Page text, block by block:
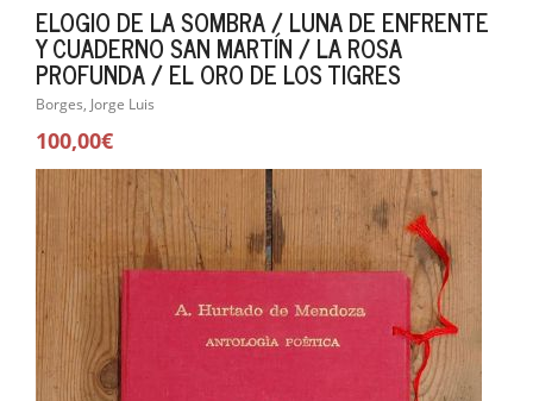
ELOGIO DE LA SOMBRA / LUNA DE ENFRENTE
Y CUADERNO SAN MARTÍN / LA ROSA
PROFUNDA / EL ORO DE LOS TIGRES
Borges, Jorge Luis
100,00€